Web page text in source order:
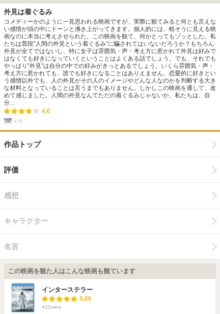
外見は着ぐるみ
コメディーかのように一見思われる映画ですが、実際に観てみると何とも言えな
い感情が頭の中にドーンと沸き上がってきます。個人的には、軽そうに見える映
画なのに本当に考えさせられた。この映画を観て、何かとってもゾッとした。私
たちは普段”人間の外見という着ぐるみ”に騙されてはいないだろうか？もちろん
外見が全てではないし、特に女子は雰囲気・声・考え方に惹かれて外見は好みで
はなくても好きになっていくということはよくある話でしょう。でも、それでも
やっぱり”外見”は自分の中での好みがきっとあるでしょう。いくら雰囲気・声・
考え方に惹かれても、誰でも好きになることはありえません。恋愛的に好きとい
う感情以外でも、人の外見がその人のイメージやどんな人なのかを判断する大き
な材料となっていることは言うまでもありません。しかしこの映画を通して、改
めて感じました。人間の外見なんてただの着ぐるみじゃないか。私たちは、自
分...
4.0
いち
作品トップ
評価
感想
キャラクター
名言
この映画を観た人はこんな映画も観ています
インターステラー
5.00
423view